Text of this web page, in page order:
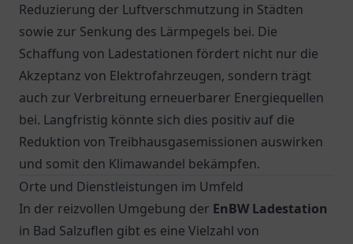
Reduzierung der Luftverschmutzung in Städten
sowie zur Senkung des Lärmpegels bei. Die
Schaffung von Ladestationen fördert nicht nur die
Akzeptanz von Elektrofahrzeugen, sondern trägt
auch zur Verbreitung erneuerbarer Energiequellen
bei. Langfristig könnte sich dies positiv auf die
Reduktion von Treibhausgasemissionen auswirken
und somit den Klimawandel bekämpfen.
Orte und Dienstleistungen im Umfeld
In der reizvollen Umgebung der EnBW Ladestation
in Bad Salzuflen gibt es eine Vielzahl von